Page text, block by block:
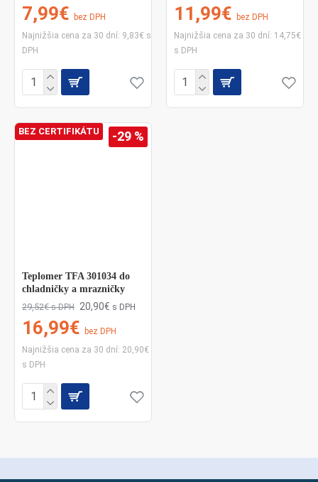
7,99€
bez DPH
Najnižšia cena za 30 dní: 9,83€ s
DPH
11,99€
bez DPH
Najnižšia cena za 30 dní: 14,75€
s DPH
BEZ CERTIFIKÁTU -29 %
Teplomer TFA 301034 do
chladničky a mrazničky
20,90€ s DPH
29,52€s DPH
16,99€
bez DPH
Najnižšia cena za 30 dní: 20,90€
s DPH